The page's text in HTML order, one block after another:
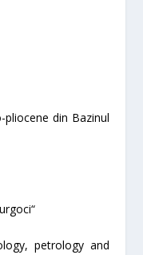
din Bazinul
petrology and